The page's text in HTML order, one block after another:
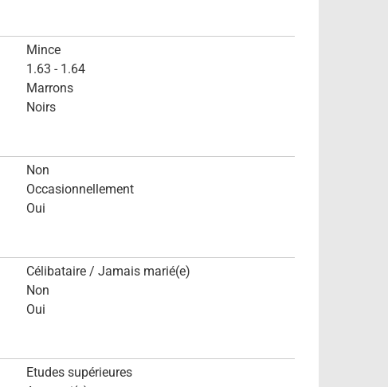
Mince
1.63 - 1.64
Marrons
Noirs
Non
Occasionnellement
Oui
Célibataire / Jamais marié(e)
Non
Oui
Etudes supérieures